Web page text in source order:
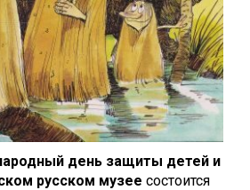
день защиты детей и
русском музее состоится